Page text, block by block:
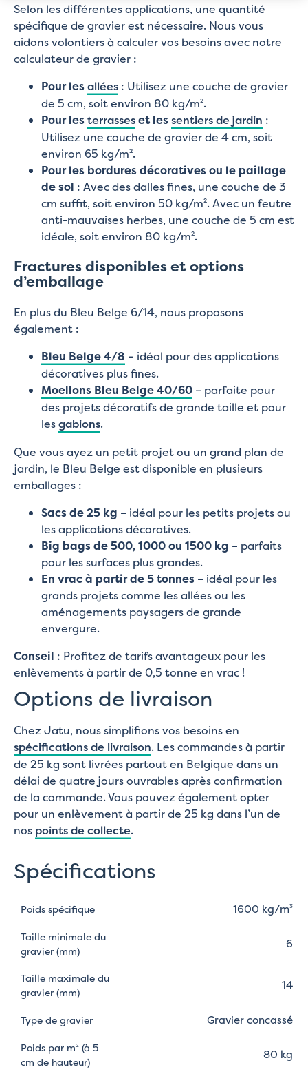
Selon les différentes applications, une quantité
spécifique de gravier est nécessaire. Nous vous
aidons volontiers à calculer vos besoins avec notre
calculateur de gravier :
Pour lesallées : Utilisez une couche de gravier
de 5 cm, soit environ 80 kg/m².
Pour lesterrasseset lessentiers de jardin :
Utilisez une couche de gravier de 4 cm, soit
environ 65 kg/m².
Pour les bordures décoratives ou le paillage
de sol : Avec des dalles fines, une couche de 3
cm suffit, soit environ 50 kg/m². Avec un feutre
anti-mauvaises herbes, une couche de 5 cm est
idéale, soit environ 80 kg/m².
Fractures disponibles et options
d’emballage
En plus du Bleu Belge 6/14, nous proposons
également :
Bleu Belge 4/8 – idéal pour des applications
décoratives plus fines.
Moellons Bleu Belge 40/60 – parfaite pour
des projets décoratifs de grande taille et pour
lesgabions.
Que vous ayez un petit projet ou un grand plan de
jardin, le Bleu Belge est disponible en plusieurs
emballages :
Sacs de 25 kg – idéal pour les petits projets ou
les applications décoratives.
Big bags de 500, 1000 ou 1500 kg – parfaits
pour les surfaces plus grandes.
En vrac à partir de 5 tonnes – idéal pour les
grands projets comme les allées ou les
aménagements paysagers de grande
envergure.
Conseil : Profitez de tarifs avantageux pour les
enlèvements à partir de 0,5 tonne en vrac !
Options de livraison
Chez Jatu, nous simplifions vos besoins en
spécifications de livraison. Les commandes à partir
de 25 kg sont livrées partout en Belgique dans un
délai de quatre jours ouvrables après confirmation
de la commande. Vous pouvez également opter
pour un enlèvement à partir de 25 kg dans l’un de
nos points de collecte.
Spécifications
Poids spécifique 1600 kg/m³
Taille minimale du
gravier (mm)
6
Taille maximale du
gravier (mm)
14
Type de gravier Gravier concassé
Poids par m² (à 5
cm de hauteur)
80 kg